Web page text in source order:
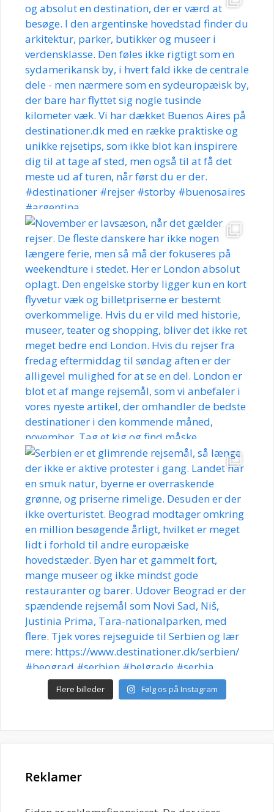
Flere billeder Følg os på Instagram
Reklamer